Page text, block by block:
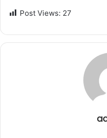
Post Views: 27